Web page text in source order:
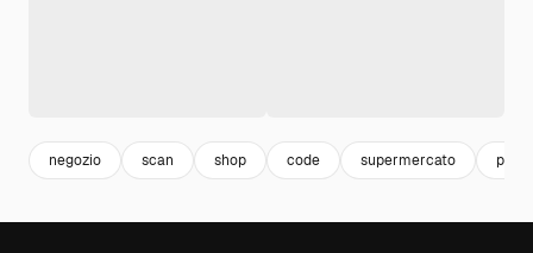
negozio scan shop code supermercato